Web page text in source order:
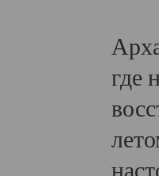
где